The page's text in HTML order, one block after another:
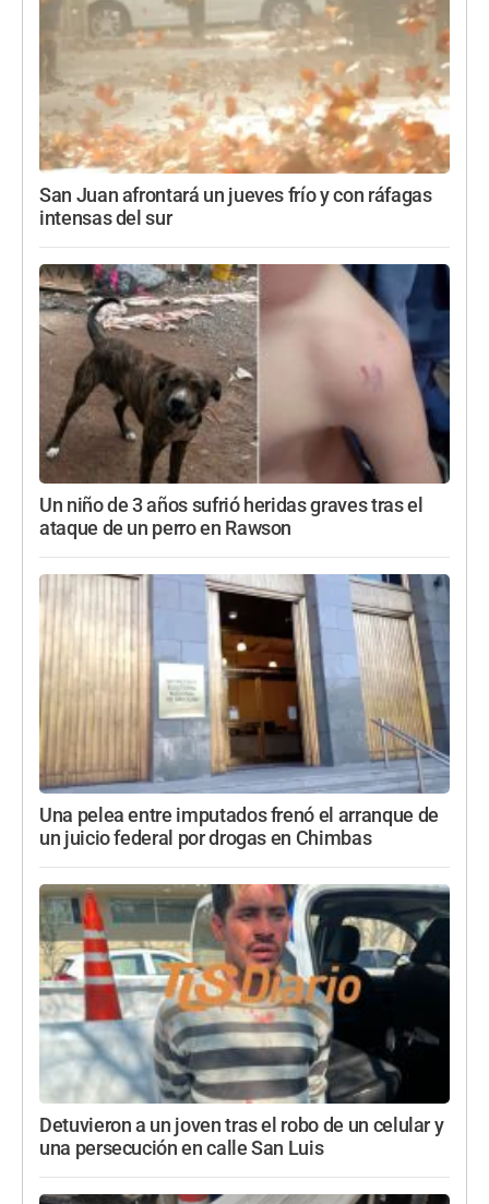
San Juan afrontará un jueves frío y con ráfagas
intensas del sur
Un niño de 3 años sufrió heridas graves tras el
ataque de un perro en Rawson
Una pelea entre imputados frenó el arranque de
un juicio federal por drogas en Chimbas
Detuvieron a un joven tras el robo de un celular y
una persecución en calle San Luis